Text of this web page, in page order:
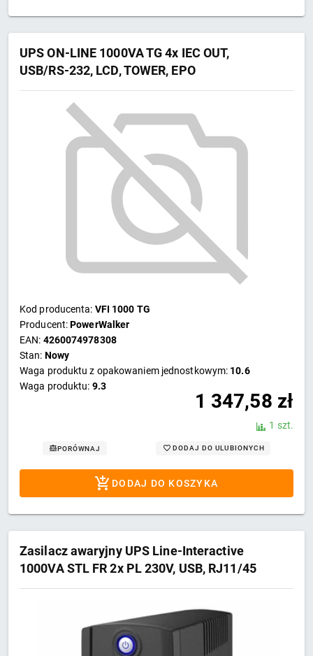
UPS ON-LINE 1000VA TG 4x IEC OUT,
USB/RS-232, LCD, TOWER, EPO
Kod producenta: VFI 1000 TG
Producent:PowerWalker
EAN: 4260074978308
Stan: Nowy
Waga produktu z opakowaniem jednostkowym: 10.6
Waga produktu: 9.3
1 347,58 zł
1 szt.
PORÓWNAJ DODAJ DO ULUBIONYCH
DODAJ DO KOSZYKA
Zasilacz awaryjny UPS Line-Interactive
1000VA STL FR 2x PL 230V, USB, RJ11/45
In/Out